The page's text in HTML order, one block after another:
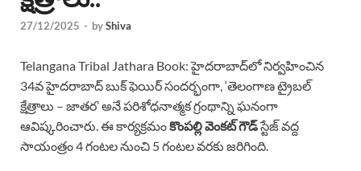
27/12/2025 - byShiva
Telangana Tribal Jathara Book: హైదరాబాద్‌లో నిర్వహించిన
34వ హైదరాబాద్ బుక్ ఫెయిర్ సందర్భంగా, ‘తెలంగాణ ట్రైబల్
క్షేత్రాలు – జాతర’ అనే పరిశోధనాత్మక గ్రంథాన్ని ఘనంగా
ఆవిష్కరించారు. ఈ కార్యక్రమంకొంపల్లి వెంకట్ గౌడ్స్టేజ్ వద్ద
సాయంత్రం 4 గంటల నుంచి 5 గంటల వరకు జరిగింది.